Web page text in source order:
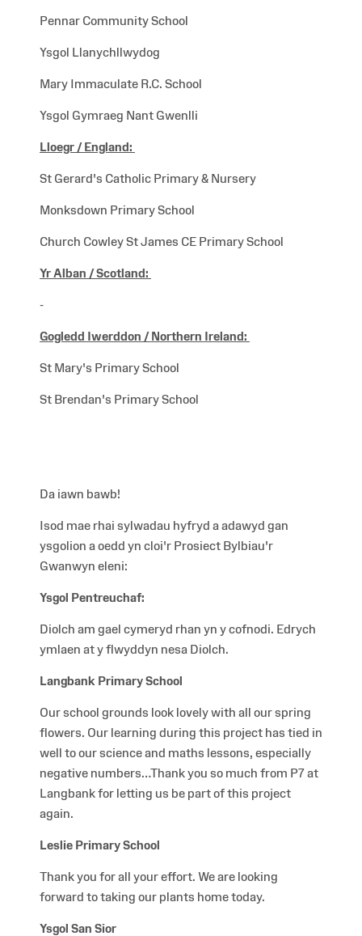
Pennar Community School
Ysgol Llanychllwydog
Mary Immaculate R.C. School
Ysgol Gymraeg Nant Gwenlli
Lloegr /England:
St Gerard's Catholic Primary & Nursery
Monksdown Primary School
Church Cowley St James CE Primary School
Yr Alban /Scotland:
-
Gogledd Iwerddon /Northern Ireland:
St Mary's Primary School
St Brendan's Primary School
Da iawn bawb!
Isod mae rhai sylwadau hyfryd a adawyd gan
ysgolion a oedd yn cloi'r Prosiect Bylbiau'r
Gwanwyn eleni:
Ysgol Pentreuchaf:
Diolch am gael cymeryd rhan yn y cofnodi. Edrych
ymlaen at y flwyddyn nesa Diolch.
Langbank Primary School
Our school grounds look lovely with all our spring
flowers. Our learning during this project has tied in
well to our science and maths lessons, especially
negative numbers…Thank you so much from P7 at
Langbank for letting us be part of this project
again.
Leslie Primary School
Thank you for all your effort. We are looking
forward to taking our plants home today.
Ysgol San Sior